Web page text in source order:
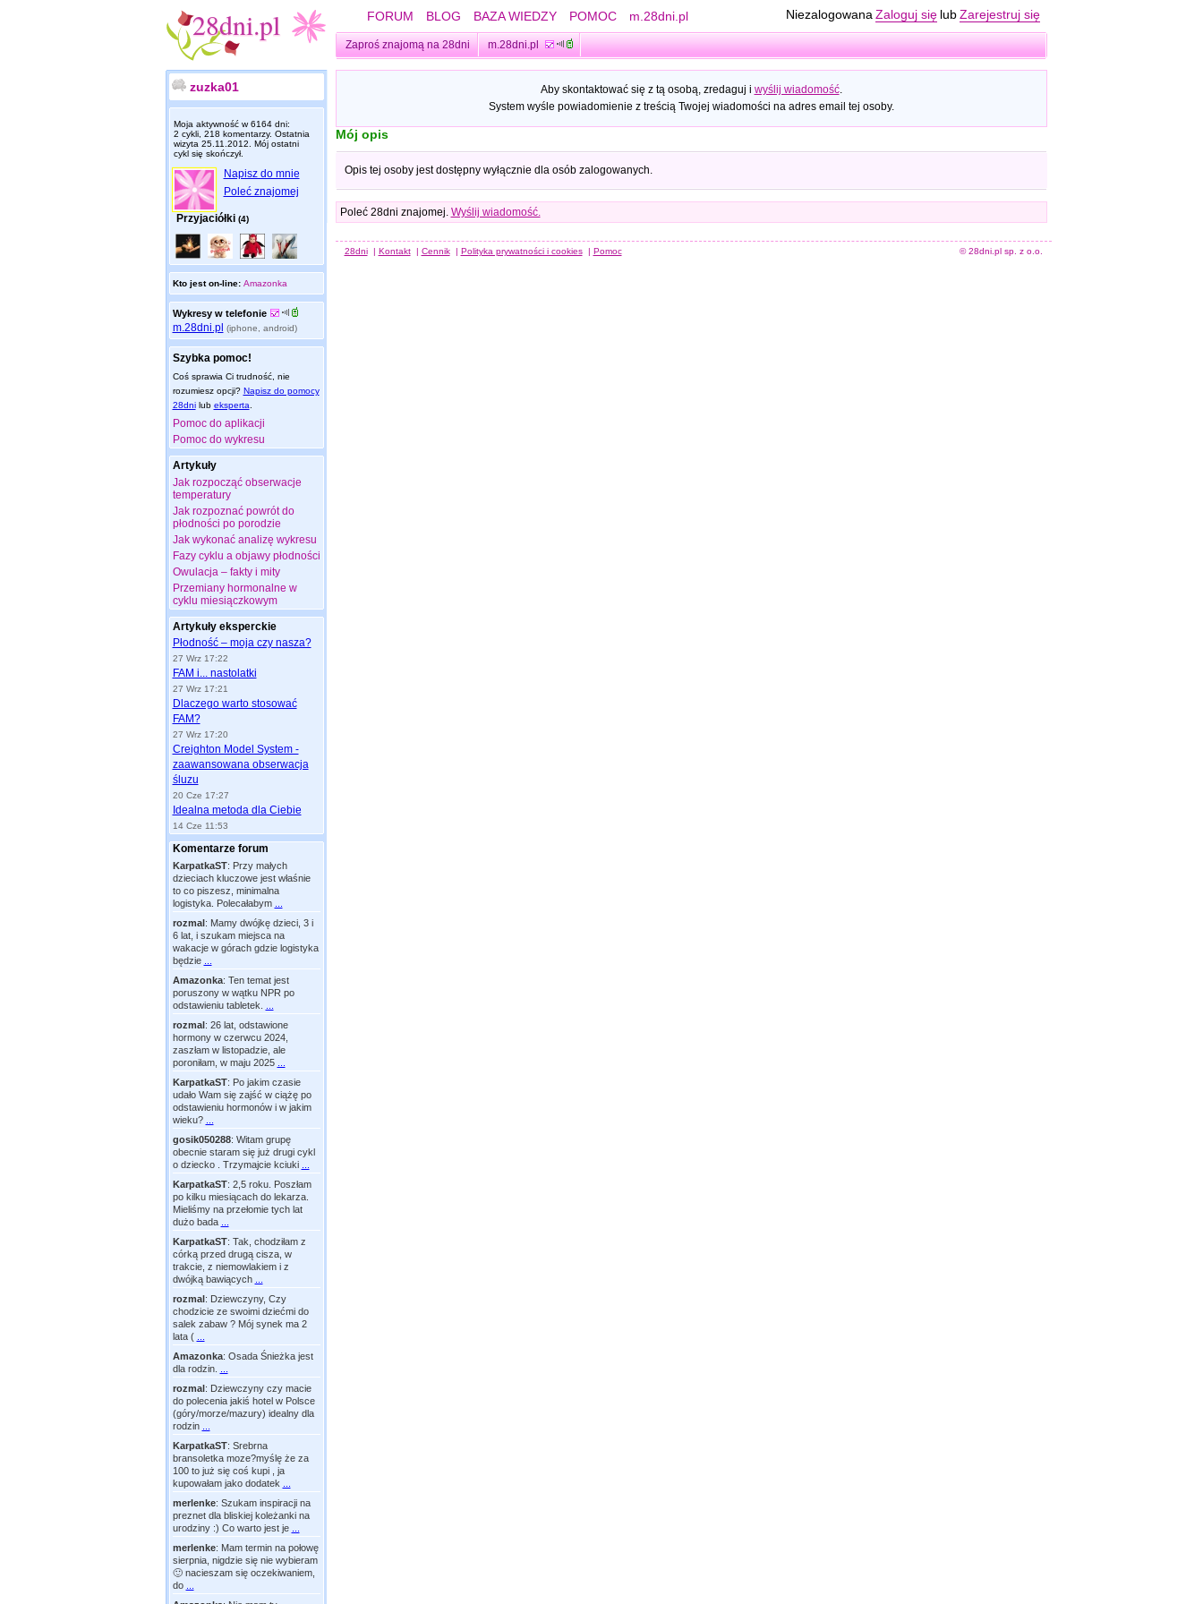
FORUM BLOG BAZA WIEDZY POMOC m.28dni.pl Niezalogowana Zaloguj się lub Zarejestruj się
Zaproś znajomą na 28dni m.28dni.pl
zuzka01
Moja aktywność w 6164 dni:
2 cykli, 218 komentarzy. Ostatnia
wizyta 25.11.2012 . Mój ostatni
cykl się skończył.
Napisz do mnie
Poleć znajomej
Przyjaciółki (4)
Kto jest on-line: Amazonka
Wykresy w telefonie
m.28dni.pl (iphone, android)
Szybka pomoc!
Coś sprawia Ci trudność, nie
rozumiesz opcji? Napisz do pomocy
28dnilub eksperta
Pomoc do aplikacji
Pomoc do wykresu
Artykuły
Jak rozpocząć obserwacje
temperatury
Jak rozpoznać powrót do
płodności po porodzie
Jak wykonać analizę wykresu
Fazy cyklu a objawy płodności
Owulacja – fakty i mity
Przemiany hormonalne w
cyklu miesiączkowym
Artykuły eksperckie
Płodność – moja czy nasza?
27 Wrz 17:22
FAM i... nastolatki
27 Wrz 17:21
Dlaczego warto stosować
FAM?
27 Wrz 17:20
Creighton Model System -
zaawansowana obserwacja
śluzu
20 Cze 17:27
Idealna metoda dla Ciebie
14 Cze 11:53
Komentarze forum
KarpatkaST: Przy małych
dzieciach kluczowe jest właśnie
to co piszesz, minimalna
logistyka. Polecałabym
rozmal: Mamy dwójkę dzieci, 3 i
6 lat, i szukam miejsca na
wakacje w górach gdzie logistyka
będzie
Amazonka: Ten temat jest
poruszony w wątku NPR po
odstawieniu tabletek.
rozmal: 26 lat, odstawione
hormony w czerwcu 2024,
zaszłam w listopadzie, ale
poroniłam, w maju 2025
KarpatkaST: Po jakim czasie
udało Wam się zajść w ciążę po
odstawieniu hormonów i w jakim
wieku?
gosik050288: Witam grupę
obecnie staram się już drugi cykl
o dziecko . Trzymajcie kciuki
KarpatkaST: 2,5 roku. Poszłam
po kilku miesiącach do lekarza.
Mieliśmy na przełomie tych lat
dużo bada
KarpatkaST: Tak, chodziłam z
córką przed drugą cisza, w
trakcie, z niemowlakiem i z
dwójką bawiących
rozmal: Dziewczyny, Czy
chodzicie ze swoimi dziećmi do
salek zabaw ? Mój synek ma 2
lata (
Amazonka: Osada Śnieżka jest
dla rodzin.
rozmal: Dziewczyny czy macie
do polecenia jakiś hotel w Polsce
(góry/morze/mazury) idealny dla
rodzin
KarpatkaST: Srebrna
bransoletka moze?myślę że za
100 to już się coś kupi , ja
kupowałam jako dodatek
merlenke: Szukam inspiracji na
preznet dla bliskiej koleżanki na
urodziny :) Co warto jest je
merlenke: Mam termin na połowę
sierpnia, nigdzie się nie wybieram
🙂 nacieszam się oczekiwaniem,
do
Aby skontaktować się z tą osobą, zredaguj i wyślij wiadomość.
System wyśle powiadomienie z treścią Twojej wiadomości na adres email tej osoby.
Mój opis
Opis tej osoby jest dostępny wyłącznie dla osób zalogowanych.
Poleć 28dni znajomej. Wyślij wiadomość.
28dni | Kontakt | Cennik | Polityka prywatności i cookies | Pomoc © 28dni.pl sp. z o.o.